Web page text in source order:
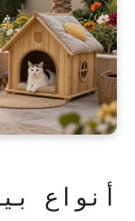
أنواع